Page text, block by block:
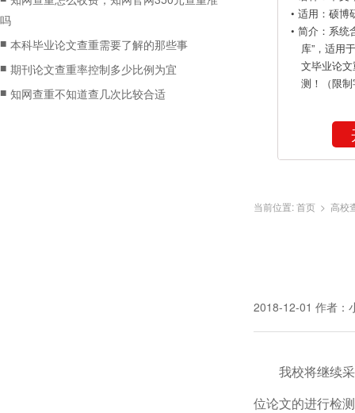
吗
■ 本科毕业论文查重需要了解的那些事
■ 期刊论文查重率控制多少比例为宜
■ 知网查重不知道查几次比较合适
• 适用：硕博
• 简介：系统
库”，适用
文毕业论
测！（限
当前位置:首页 > 高校
2018-12-01 作者：
我校将继续
位论文的进行检